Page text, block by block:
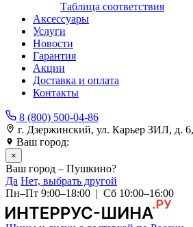
Таблица соответствия
Аксессуары
Услуги
Новости
Гарантия
Акции
Доставка и оплата
Контакты
8 (800) 500-04-86
г. Дзержинский, ул. Карьер ЗИЛ, д.
Ваш город:
×
Ваш город – Пушкино?
Да Нет, выбрать другой
Пн–Пт 9:00–18:00 | Сб 10:00–16:00